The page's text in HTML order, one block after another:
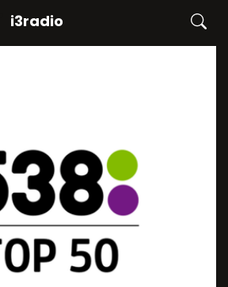
i3radio